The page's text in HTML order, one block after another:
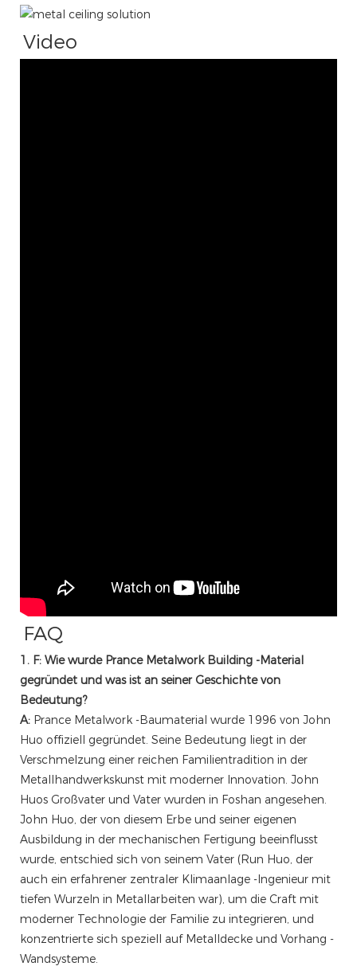
Video
FAQ
1. F: Wie wurde Prance Metalwork Building -Material
gegründet und was ist an seiner Geschichte von
Bedeutung?
A: Prance Metalwork -Baumaterial wurde 1996 von John
Huo offiziell gegründet. Seine Bedeutung liegt in der
Verschmelzung einer reichen Familientradition in der
Metallhandwerkskunst mit moderner Innovation. John
Huos Großvater und Vater wurden in Foshan angesehen.
John Huo, der von diesem Erbe und seiner eigenen
Ausbildung in der mechanischen Fertigung beeinflusst
wurde, entschied sich von seinem Vater (Run Huo, der
auch ein erfahrener zentraler Klimaanlage -Ingenieur mit
tiefen Wurzeln in Metallarbeiten war), um die Craft mit
moderner Technologie der Familie zu integrieren, und
konzentrierte sich speziell auf Metalldecke und Vorhang -
Wandsysteme.